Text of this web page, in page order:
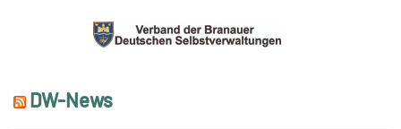
DW-News